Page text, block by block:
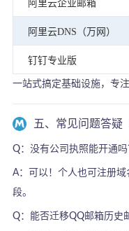
阿里云企业邮箱
阿里云DNS（万网）
钉钉专业版
一站式搞定基础设施，专注
五、常见问题答疑
Q：没有公司执照能开通吗
A：可以！个人也可注册
段。
Q：能否迁移QQ邮箱历史